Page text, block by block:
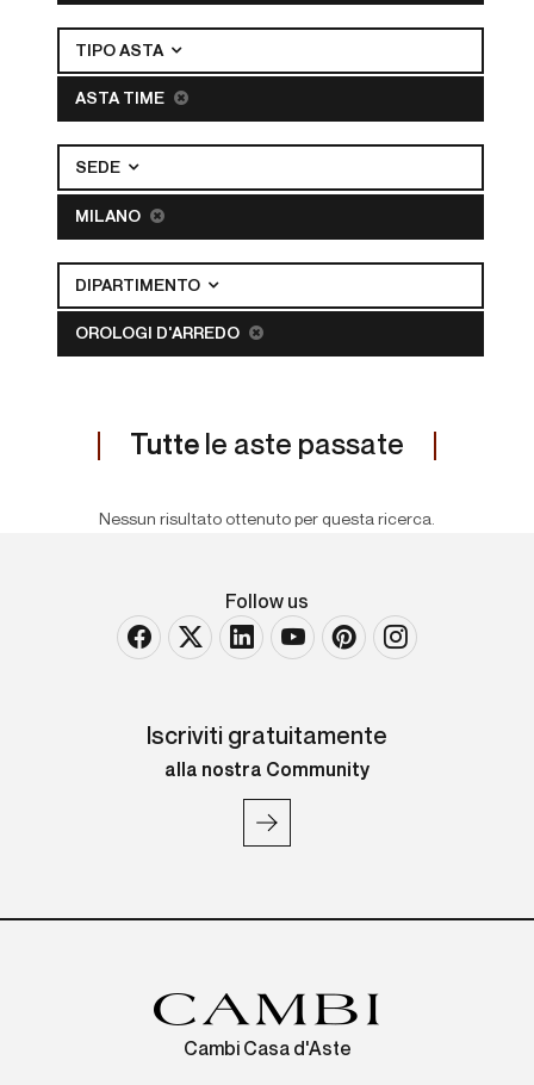
TIPO ASTA
ASTA TIME
SEDE
MILANO
DIPARTIMENTO
OROLOGI D'ARREDO
Tutte le aste passate
Nessun risultato ottenuto per questa ricerca.
Follow us
Iscriviti gratuitamente
alla nostra Community
Cambi Casa d'Aste